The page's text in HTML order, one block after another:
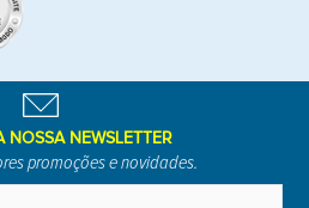
NOSSA NEWSLETTER
promoções e novidades.